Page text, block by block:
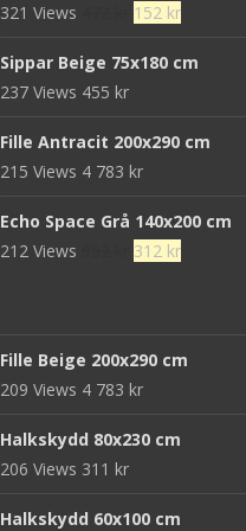
680 kr.439 kr.
321 Views
Det
priset
152 krDet
priset
Sippar Beige 75x180 cm
237 Views 455 kr
Fille Antracit 200x290 cm
215 Views 4 783 kr
Echo Space Grå 140x200 cm
212 Views
Det
952 kr.
312 krDet
312 kr.
Fille Beige 200x290 cm
209 Views 4 783 kr
Halkskydd 80x230 cm
206 Views 311 kr
Halkskydd 60x100 cm